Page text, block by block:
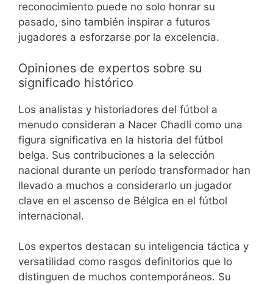
reconocimiento puede no solo honrar su
pasado, sino también inspirar a futuros
jugadores a esforzarse por la excelencia.
Opiniones de expertos sobre su
significado histórico
Los analistas y historiadores del fútbol a
menudo consideran a Nacer Chadli como una
figura significativa en la historia del fútbol
belga. Sus contribuciones a la selección
nacional durante un período transformador han
llevado a muchos a considerarlo un jugador
clave en el ascenso de Bélgica en el fútbol
internacional.
Los expertos destacan su inteligencia táctica y
versatilidad como rasgos definitorios que lo
distinguen de muchos contemporáneos. Su